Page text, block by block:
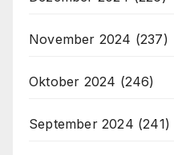
November 2024 (237)
Oktober 2024 (246)
September 2024 (241)